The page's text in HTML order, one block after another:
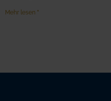
Mehr lesen "